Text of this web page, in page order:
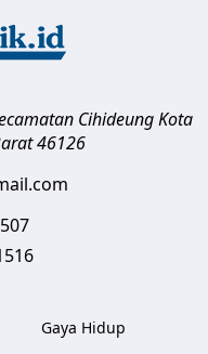
CihideungKota
46126
Gaya Hidup